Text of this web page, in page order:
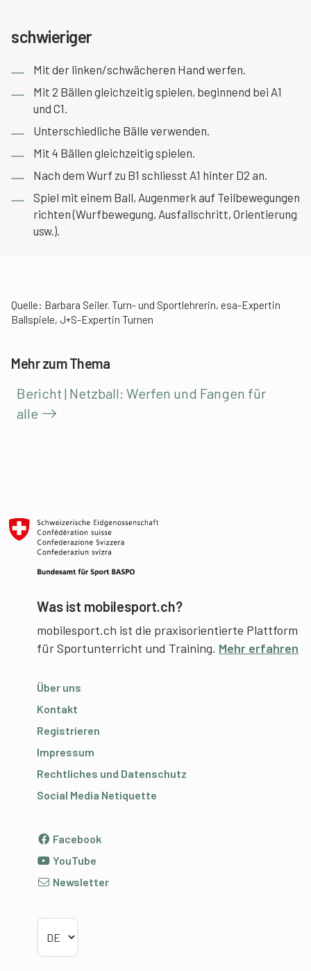
schwieriger
Mit der linken/schwächeren Hand werfen.
Mit 2 Bällen gleichzeitig spielen, beginnend bei A1
und C1.
Unterschiedliche Bälle verwenden.
Mit 4 Bällen gleichzeitig spielen.
Nach dem Wurf zu B1 schliesst A1 hinter D2 an.
Spiel mit einem Ball, Augenmerk auf Teilbewegungen
richten (Wurfbewegung, Ausfallschritt, Orientierung
usw.).
Quelle: Barbara Seiler. Turn- und Sportlehrerin, esa-Expertin
Ballspiele, J+S-Expertin Turnen
Mehr zum Thema
Bericht | Netzball: Werfen und Fangen für
alle
Was ist mobilesport.ch?
mobilesport.ch ist die praxisorientierte Plattform
für Sportunterricht und Training. Mehr erfahren
Über uns
Kontakt
Registrieren
Impressum
Rechtliches und Datenschutz
Social Media Netiquette
Facebook
YouTube
Newsletter